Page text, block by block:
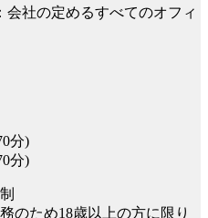
会社の定めるすべてのオフィ
分)
分)
のため18歳以上の方に限り